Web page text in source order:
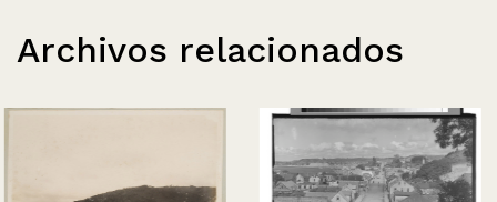
Archivos relacionados